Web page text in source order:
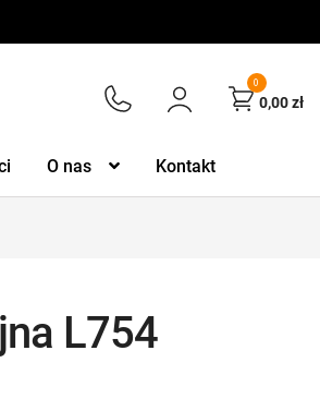
0
0,00zł
O nas Kontakt
L754